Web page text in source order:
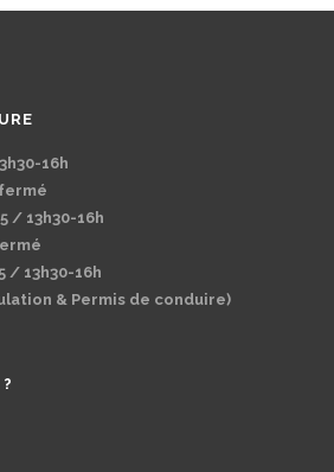
16h
/ 13h30-16h
/ 13h30-16h
& Permis de conduire)